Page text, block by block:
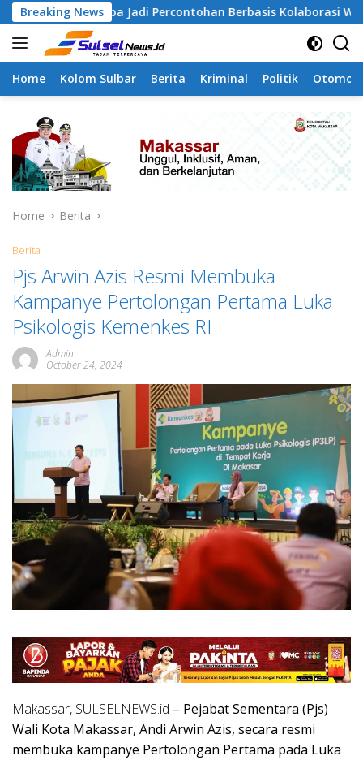
Skip
to
content
Breaking News
Jadi Percontohan Berbasis Kolaborasi Warga
Home Kolom Sulbar Berita Kriminal Politik
Home Berita
Berita
Pjs Arwin Azis Resmi Membuka
Kampanye Pertolongan Pertama Luka
Psikologis Kemenkes RI
Admin
October 24, 2024
Makassar, SULSELNEWS.id – Pejabat Sementara (Pjs)
Wali Kota Makassar, Andi Arwin Azis, secara resmi
membuka kampanye Pertolongan Pertama pada Luka